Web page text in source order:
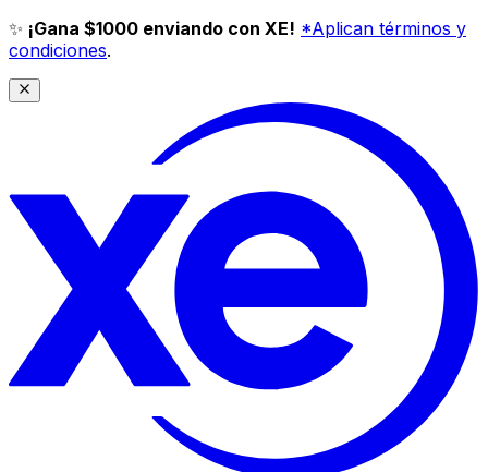
✨ ¡Gana $1000 enviando con XE! *Aplican términos y
condiciones.